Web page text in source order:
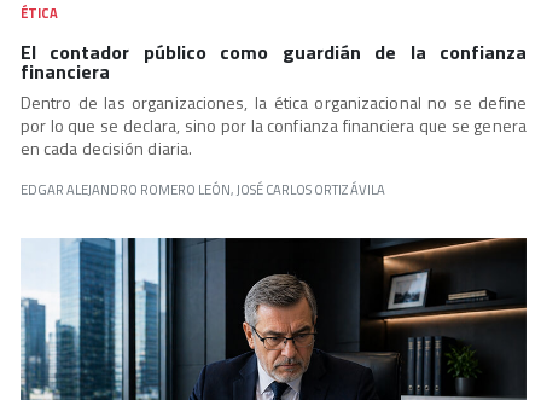
ÉTICA
El contador público como guardián de la confianza
financiera
Dentro de las organizaciones, la ética organizacional no se define
por lo que se declara, sino por la confianza financiera que se genera
en cada decisión diaria.
EDGAR ALEJANDRO ROMERO LEÓN, JOSÉ CARLOS ORTIZ ÁVILA